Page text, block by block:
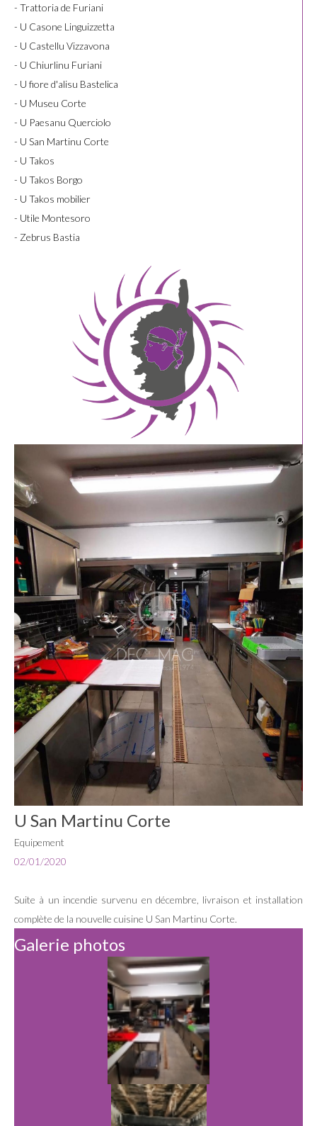
- Trattoria de Furiani
- U Casone Linguizzetta
- U Castellu Vizzavona
- U Chiurlinu Furiani
- U fiore d'alisu Bastelica
- U Museu Corte
- U Paesanu Querciolo
- U San Martinu Corte
- U Takos
- U Takos Borgo
- U Takos mobilier
- Utile Montesoro
- Zebrus Bastia
U San Martinu Corte
Equipement
02/01/2020
Suite à un incendie survenu en décembre, livraison et installation
complète de la nouvelle cuisine U San Martinu Corte.
Galerie photos